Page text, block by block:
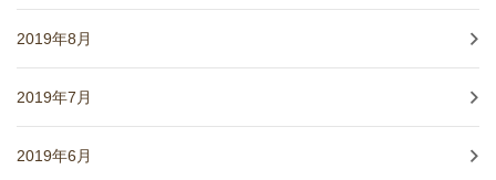
2019年8月
2019年7月
2019年6月